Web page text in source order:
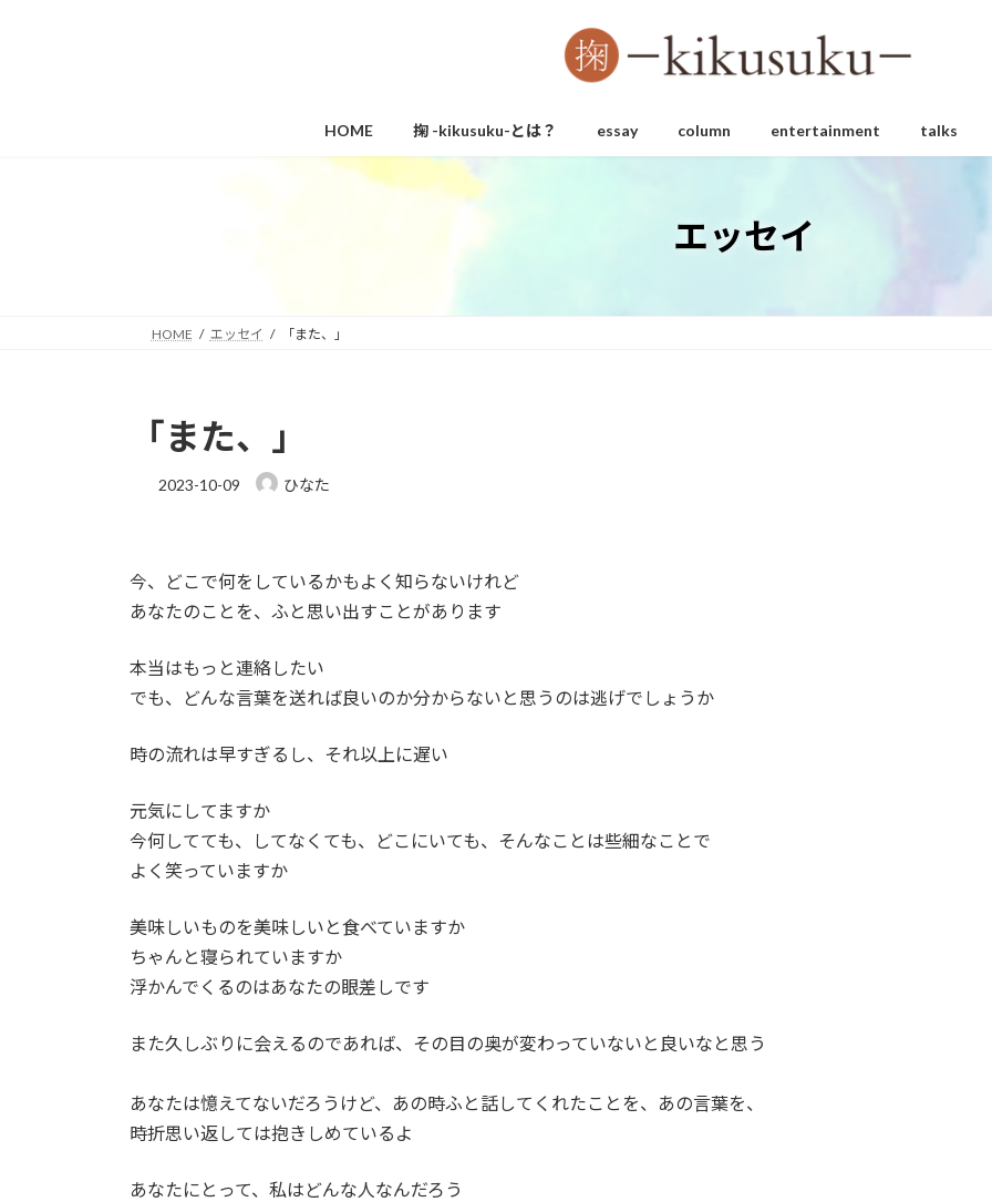
HOME 掬 -kikusuku-とは？ essay column entertainment talks
エッセイ
HOME エッセイ 「また、」
「また、」
2023-10-09 ひなた
今、どこで何をしているかもよく知らないけれど
あなたのことを、ふと思い出すことがあります
本当はもっと連絡したい
でも、どんな言葉を送れば良いのか分からないと思うのは逃げでしょうか
時の流れは早すぎるし、それ以上に遅い
元気にしてますか
今何してても、してなくても、どこにいても、そんなことは些細なことで
よく笑っていますか
美味しいものを美味しいと食べていますか
ちゃんと寝られていますか
浮かんでくるのはあなたの眼差しです
また久しぶりに会えるのであれば、その目の奥が変わっていないと良いなと思う
あなたは憶えてないだろうけど、あの時ふと話してくれたことを、あの言葉を、
時折思い返しては抱きしめているよ
あなたにとって、私はどんな人なんだろう